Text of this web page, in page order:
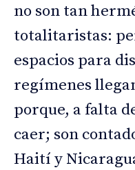
no son tan
totalitaristas:
espacios para
regímenes
porque, a falta
caer; son
Haití y